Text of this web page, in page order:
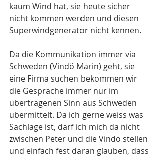
kaum Wind hat, sie heute sicher
nicht kommen werden und diesen
Superwindgenerator nicht kennen.
Da die Kommunikation immer via
Schweden (Vindö Marin) geht, sie
eine Firma suchen bekommen wir
die Gespräche immer nur im
übertragenen Sinn aus Schweden
übermittelt. Da ich gerne weiss was
Sachlage ist, darf ich mich da nicht
zwischen Peter und die Vindö stellen
und einfach fest daran glauben, dass